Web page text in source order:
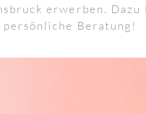
erwerben.
persönliche Beratung!